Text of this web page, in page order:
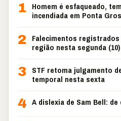
1
Homem é esfaqueado,
incendiada em Ponta
2
Falecimentos
região nesta segunda (10)
3 STF retoma julgamento
temporal nesta sexta
4 A dislexia de Sam Bell: